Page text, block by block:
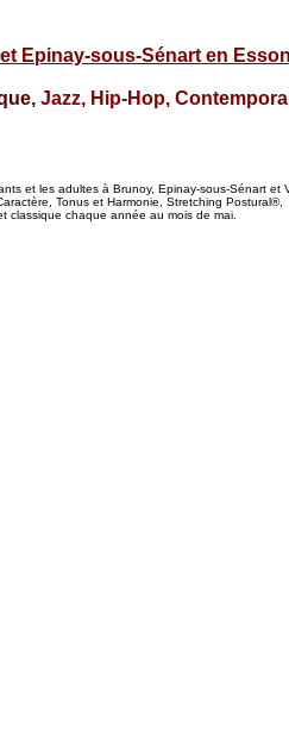
et Epinay-sous-Sénart en
Jazz, Hip-Hop,
et les adultes à Brunoy, Epinay-sous-Sénart
Tonus et Harmonie, Stretching Postural®,
classique chaque année au mois de mai.